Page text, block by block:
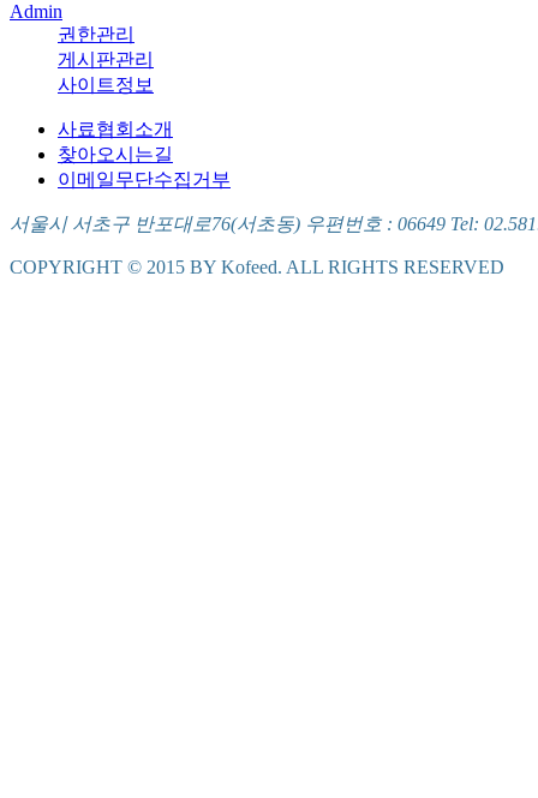
Admin
권한관리
게시판관리
사이트정보
사료협회소개
찾아오시는길
이메일무단수집거부
서울시 서초구 반포대로76(서초동) 우편번호 : 06649 Tel:
COPYRIGHT © 2015 BY Kofeed. ALL RIGHTS RESERVED